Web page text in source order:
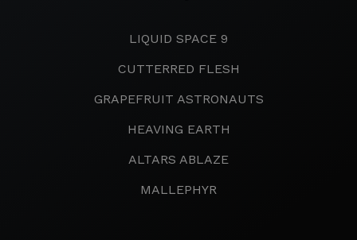
LIQUID SPACE 9
CUTTERRED FLESH
GRAPEFRUIT ASTRONAUTS
HEAVING EARTH
ALTARS ABLAZE
MALLEPHYR